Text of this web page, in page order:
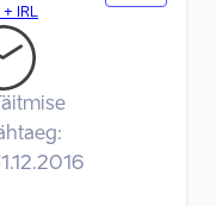
+ IRL